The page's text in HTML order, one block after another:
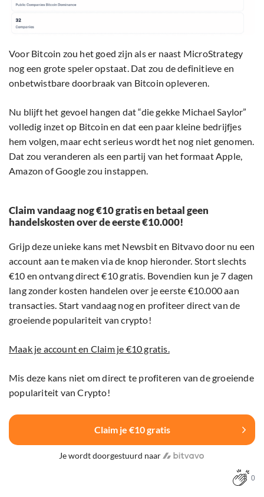
Voor Bitcoin zou het goed zijn als er naast MicroStrategy
nog een grote speler opstaat. Dat zou de definitieve en
onbetwistbare doorbraak van Bitcoin opleveren.
Nu blijft het gevoel hangen dat “die gekke Michael Saylor”
volledig inzet op Bitcoin en dat een paar kleine bedrijfjes
hem volgen, maar echt serieus wordt het nog niet genomen.
Dat zou veranderen als een partij van het formaat Apple,
Amazon of Google zou instappen.
Claim vandaag nog €10 gratis en betaal geen
handelskosten over de eerste €10.000!
Grijp deze unieke kans met Newsbit en Bitvavo door nu een
account aan te maken via de knop hieronder. Stort slechts
€10 en ontvang direct €10 gratis. Bovendien kun je 7 dagen
lang zonder kosten handelen over je eerste €10.000 aan
transacties. Start vandaag nog en profiteer direct van de
groeiende populariteit van crypto!
Maak je account en Claim je €10 gratis.
Mis deze kans niet om direct te profiteren van de groeiende
populariteit van Crypto!
Claim je €10 gratis
Je wordt doorgestuurd naar
0